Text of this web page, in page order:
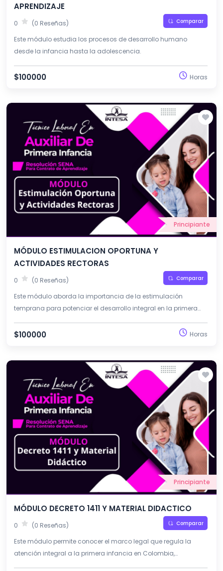
APRENDIZAJE
0 (0 Reseñas) Comparar
Este módulo estudia los procesos de desarrollo humano
desde la infancia hasta la adolescencia.
$100000 Horas
Principiante
MÓDULO ESTIMULACION OPORTUNA Y
ACTIVIDADES RECTORAS
0 (0 Reseñas) Comparar
Este módulo aborda la importancia de la estimulación
temprana para potenciar el desarrollo integral en la primera
literatura y la exploración como actividades rectoras.
$100000 Horas
Principiante
MÓDULO DECRETO 1411 Y MATERIAL DIDACTICO
0 (0 Reseñas) Comparar
Este módulo permite conocer el marco legal que regula la
atención integral a la primera infancia en Colombia,